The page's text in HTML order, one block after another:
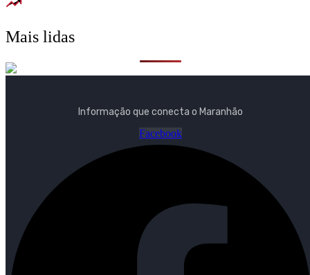
Mais lidas
Informação que conecta o Maranhão
Facebook